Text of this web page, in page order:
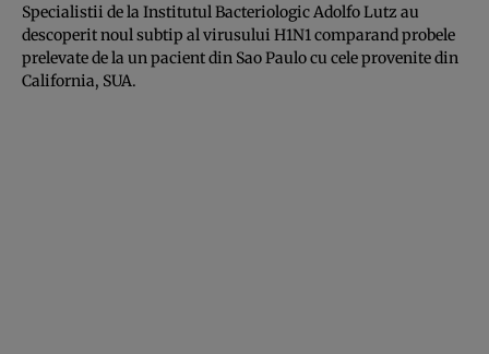
Specialistii de la Institutul Bacteriologic Adolfo Lutz au
descoperit noul subtip al virusului H1N1 comparand probele
prelevate de la un pacient din Sao Paulo cu cele provenite din
California, SUA.